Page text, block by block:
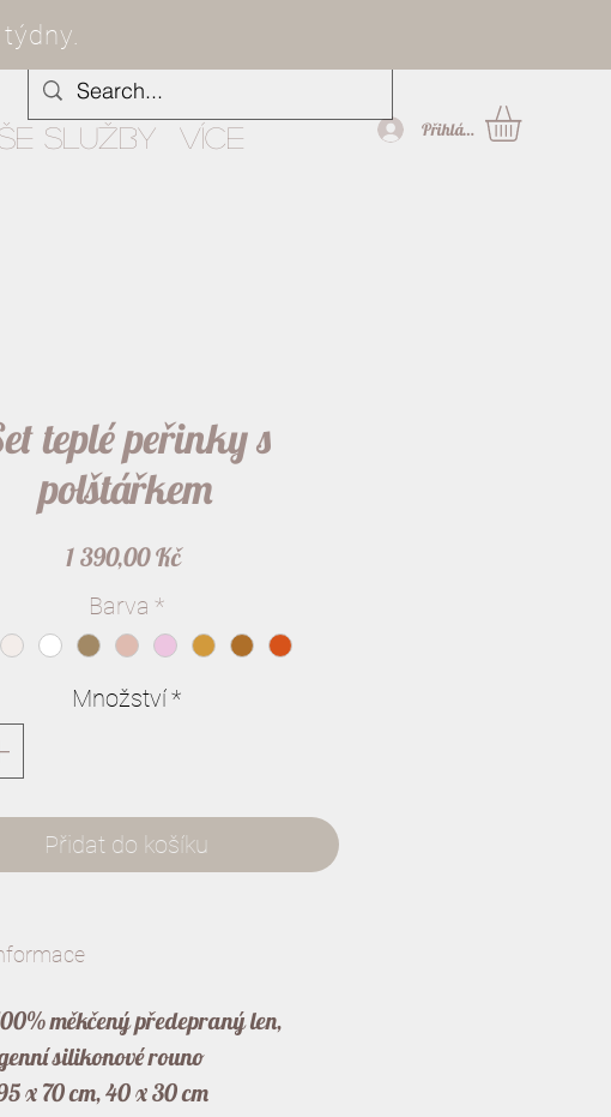
Přihlásit
služby Více
teplé peřinky s
polštářkem
1 390,00 KčCena
Barva *
Množství*
Přidat do košíku
měkčený předepraný len,
silikonové rouno
x 70 cm, 40 x 30 cm